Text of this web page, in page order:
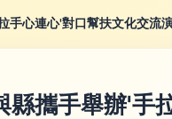
心連心'對口幫扶文化交流
攜手舉辦'手